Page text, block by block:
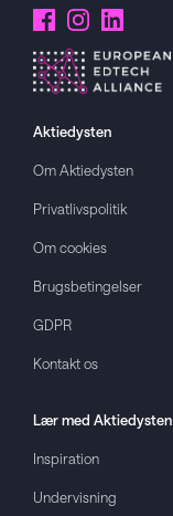
Aktiedysten
Om Aktiedysten
Privatlivspolitik
Om cookies
Brugsbetingelser
GDPR
Kontakt os
Lær med Aktiedysten
Inspiration
Undervisning